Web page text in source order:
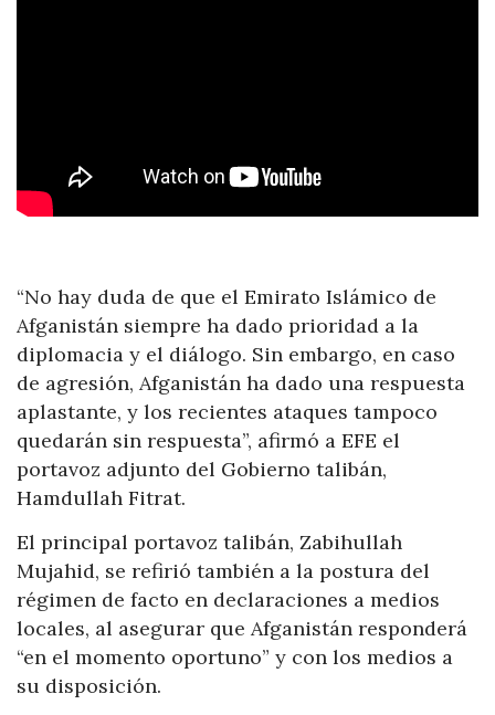
“No hay duda de que el Emirato Islámico de
Afganistán siempre ha dado prioridad a la
diplomacia y el diálogo. Sin embargo, en caso
de agresión, Afganistán ha dado una respuesta
aplastante, y los recientes ataques tampoco
quedarán sin respuesta”, afirmó a EFE el
portavoz adjunto del Gobierno talibán,
Hamdullah Fitrat.
El principal portavoz talibán, Zabihullah
Mujahid, se refirió también a la postura del
régimen de facto en declaraciones a medios
locales, al asegurar que Afganistán responderá
“en el momento oportuno” y con los medios a
su disposición.